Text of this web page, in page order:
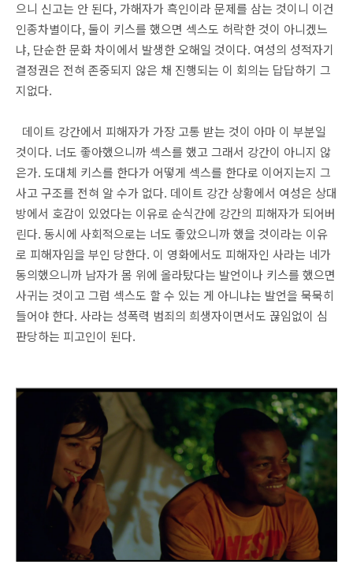
으니 신고는 안 된다, 가해자가 흑인이라 문제를 삼는 것이니 이건
인종차별이다, 둘이 키스를 했으면 섹스도 허락한 것이 아니겠느
냐, 단순한 문화 차이에서 발생한 오해일 것이다. 여성의 성적자기
결정권은 전혀 존중되지 않은 채 진행되는 이 회의는 답답하기 그
지없다.
데이트 강간에서 피해자가 가장 고통 받는 것이 아마 이 부분일
것이다. 너도 좋아했으니까 섹스를 했고 그래서 강간이 아니지 않
은가. 도대체 키스를 한다가 어떻게 섹스를 한다로 이어지는지 그
사고 구조를 전혀 알 수가 없다. 데이트 강간 상황에서 여성은 상대
방에서 호감이 있었다는 이유로 순식간에 강간의 피해자가 되어버
린다. 동시에 사회적으로는 너도 좋았으니까 했을 것이라는 이유
로 피해자임을 부인 당한다. 이 영화에서도 피해자인 사라는 네가
동의했으니까 남자가 몸 위에 올라탔다는 발언이나 키스를 했으면
사귀는 것이고 그럼 섹스도 할 수 있는 게 아니냐는 발언을 묵묵히
들어야 한다. 사라는 성폭력 범죄의 희생자이면서도 끊임없이 심
판당하는 피고인이 된다.